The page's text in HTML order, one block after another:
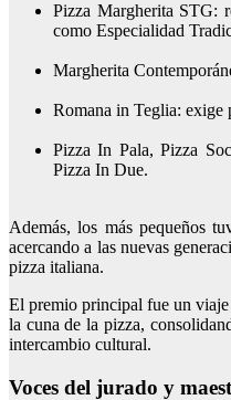
Pizza Margherita STG:
como Especialidad
Margherita
Romana in Teglia: exige
Pizza In Pala, Pizza
Pizza In Due.
Además, los más pequeños
acercando a las nuevas
pizza italiana.
El premio principal fue un
la cuna de la pizza,
intercambio cultural.
Voces del jurado y